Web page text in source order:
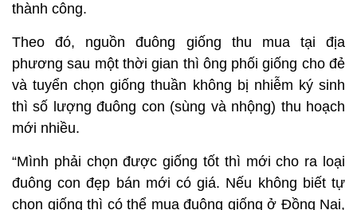
thành công.
Theo đó, nguồn đuông giống thu mua tại địa
phương sau một thời gian thì ông phối giống cho đẻ
và tuyển chọn giống thuần không bị nhiễm ký sinh
thì số lượng đuông con (sùng và nhộng) thu hoạch
mới nhiều.
“Mình phải chọn được giống tốt thì mới cho ra loại
đuông con đẹp bán mới có giá. Nếu không biết tự
chọn giống thì có thể mua đuông giống ở Đồng Nai,